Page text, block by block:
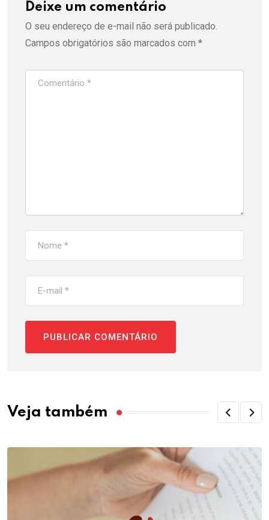
Deixe um comentário
O seu endereço de e-mail não será publicado.
Campos obrigatórios são marcados com *
Veja também